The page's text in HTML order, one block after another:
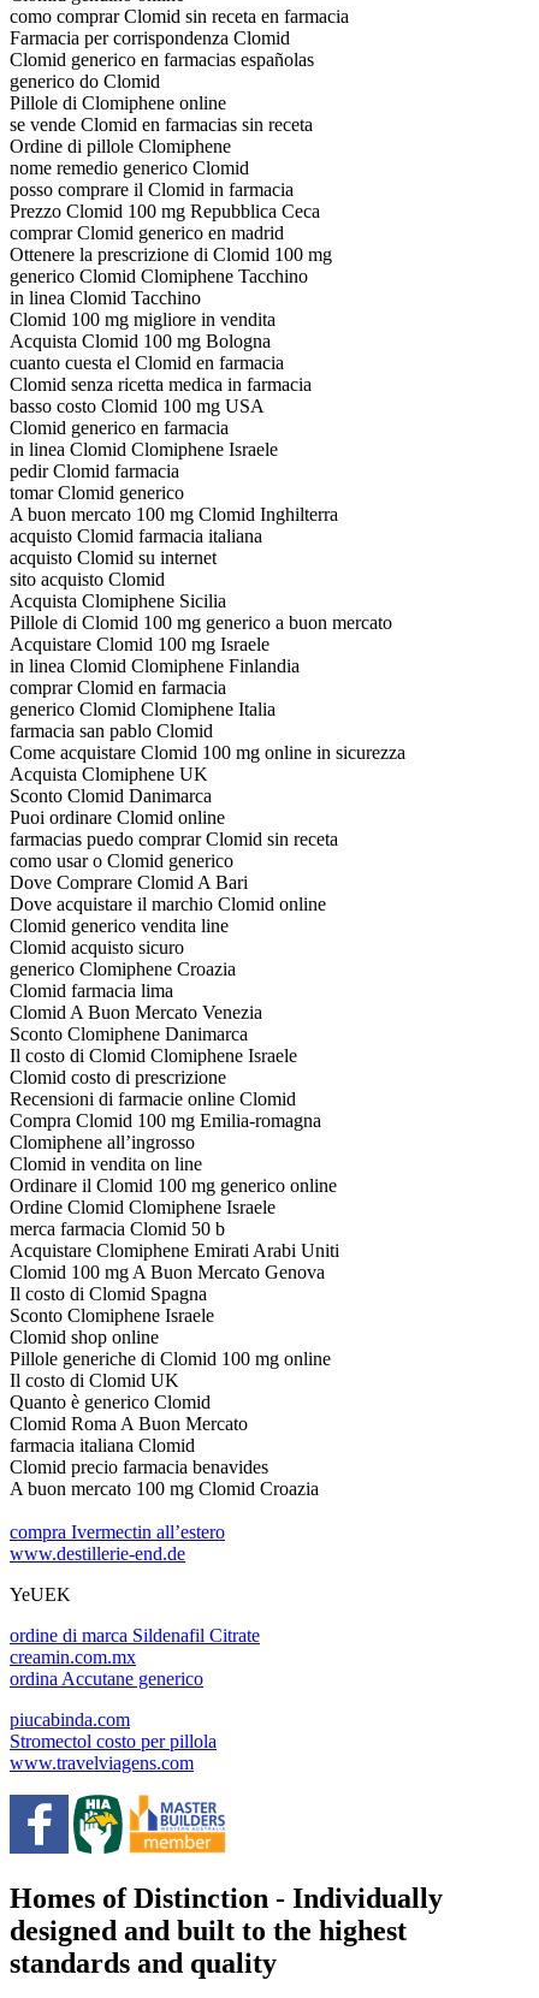
como comprar Clomid sin receta en farmacia
Farmacia per corrispondenza Clomid
Clomid generico en farmacias españolas
generico do Clomid
Pillole di Clomiphene online
se vende Clomid en farmacias sin receta
Ordine di pillole Clomiphene
nome remedio generico Clomid
posso comprare il Clomid in farmacia
Prezzo Clomid 100 mg Repubblica Ceca
comprar Clomid generico en madrid
Ottenere la prescrizione di Clomid 100 mg
generico Clomid Clomiphene Tacchino
in linea Clomid Tacchino
Clomid 100 mg migliore in vendita
Acquista Clomid 100 mg Bologna
cuanto cuesta el Clomid en farmacia
Clomid senza ricetta medica in farmacia
basso costo Clomid 100 mg USA
Clomid generico en farmacia
in linea Clomid Clomiphene Israele
pedir Clomid farmacia
tomar Clomid generico
A buon mercato 100 mg Clomid Inghilterra
acquisto Clomid farmacia italiana
acquisto Clomid su internet
sito acquisto Clomid
Acquista Clomiphene Sicilia
Pillole di Clomid 100 mg generico a buon mercato
Acquistare Clomid 100 mg Israele
in linea Clomid Clomiphene Finlandia
comprar Clomid en farmacia
generico Clomid Clomiphene Italia
farmacia san pablo Clomid
Come acquistare Clomid 100 mg online in sicurezza
Acquista Clomiphene UK
Sconto Clomid Danimarca
Puoi ordinare Clomid online
farmacias puedo comprar Clomid sin receta
como usar o Clomid generico
Dove Comprare Clomid A Bari
Dove acquistare il marchio Clomid online
Clomid generico vendita line
Clomid acquisto sicuro
generico Clomiphene Croazia
Clomid farmacia lima
Clomid A Buon Mercato Venezia
Sconto Clomiphene Danimarca
Il costo di Clomid Clomiphene Israele
Clomid costo di prescrizione
Recensioni di farmacie online Clomid
Compra Clomid 100 mg Emilia-romagna
Clomiphene all’ingrosso
Clomid in vendita on line
Ordinare il Clomid 100 mg generico online
Ordine Clomid Clomiphene Israele
merca farmacia Clomid 50 b
Acquistare Clomiphene Emirati Arabi Uniti
Clomid 100 mg A Buon Mercato Genova
Il costo di Clomid Spagna
Sconto Clomiphene Israele
Clomid shop online
Pillole generiche di Clomid 100 mg online
Il costo di Clomid UK
Quanto è generico Clomid
Clomid Roma A Buon Mercato
farmacia italiana Clomid
Clomid precio farmacia benavides
A buon mercato 100 mg Clomid Croazia
compra Ivermectin all’estero
www.destillerie-end.de
YeUEK
ordine di marca Sildenafil Citrate
creamin.com.mx
ordina Accutane generico
piucabinda.com
Stromectol costo per pillola
www.travelviagens.com
Homes of Distinction - Individually
designed and built to the highest
standards and quality